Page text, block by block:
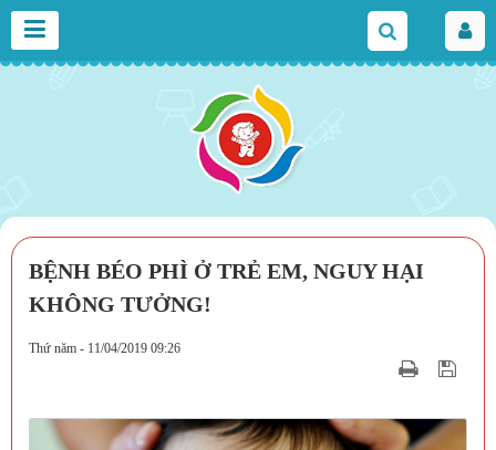
BỆNH BÉO PHÌ Ở TRẺ EM, NGUY HẠI
KHÔNG TƯỞNG!
Thứ năm - 11/04/2019 09:26